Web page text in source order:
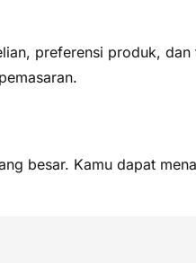
preferensi produk,
besar. Kamu dapat